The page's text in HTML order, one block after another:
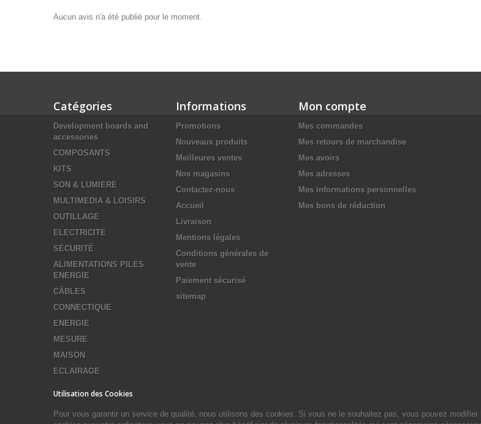
Aucun avis n'a été publié pour le moment.
Catégories
Development boards and
accessories
COMPOSANTS
KITS
SON & LUMIERE
MULTIMEDIA & LOISIRS
OUTILLAGE
ELECTRICITE
SÉCURITÉ
ALIMENTATIONS PILES
ENERGIE
CÂBLES
CONNECTIQUE
ENERGIE
MESURE
MAISON
ECLAIRAGE
Informations
Promotions
Nouveaux produits
Meilleures ventes
Nos magasins
Contactez-nous
Accueil
Livraison
Mentions légales
Conditions générales de
vente
Paiement sécurisé
sitemap
Mon compte
Mes commandes
Mes retours de marchandise
Mes avoirs
Mes adresses
Mes informations personnelles
Mes bons de réduction
Utilisation des Cookies
Pour vous garantir un service de qualité, nous utilisons des cookies. Si vous ne le souhaitez pas, vous pouvez